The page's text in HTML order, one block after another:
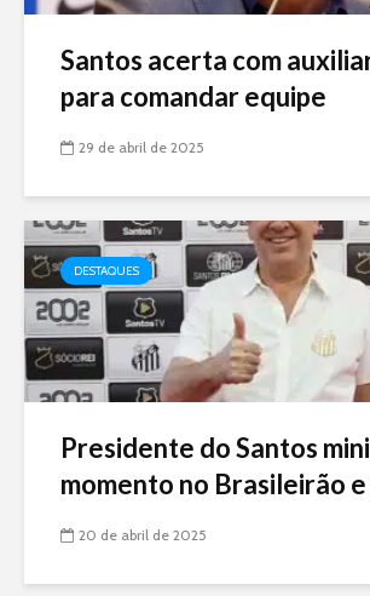
Santos acerta com
para comandar equipe
29 de abril de 2025
DESTAQUES
Presidente do Santos
momento no Brasileirão e
20 de abril de 2025